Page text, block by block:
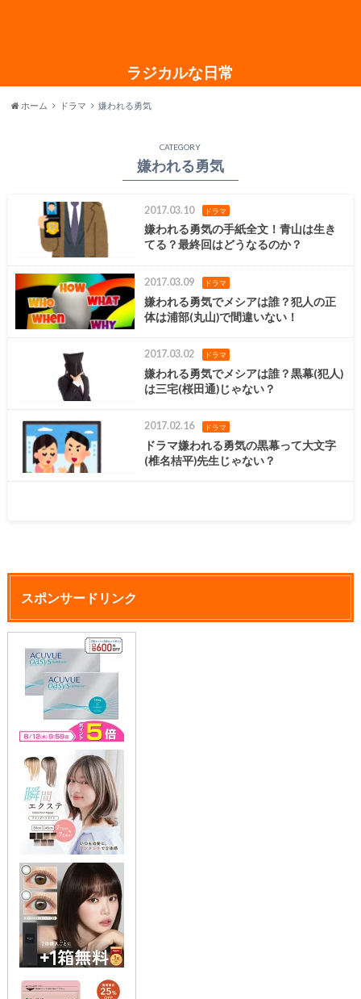
ラジカルな日常
ホーム ドラマ 嫌われる勇気
CATEGORY
嫌われる勇気
2017.03.10 ドラマ
嫌われる勇気の手紙全文！青山は生き
てる？最終回はどうなるのか？
2017.03.09 ドラマ
嫌われる勇気でメシアは誰？犯人の正
体は浦部(丸山)で間違いない！
2017.03.02 ドラマ
嫌われる勇気でメシアは誰？黒幕(犯人)
は三宅(桜田通)じゃない？
2017.02.16 ドラマ
ドラマ嫌われる勇気の黒幕って大文字
(椎名桔平)先生じゃない？
スポンサードリンク